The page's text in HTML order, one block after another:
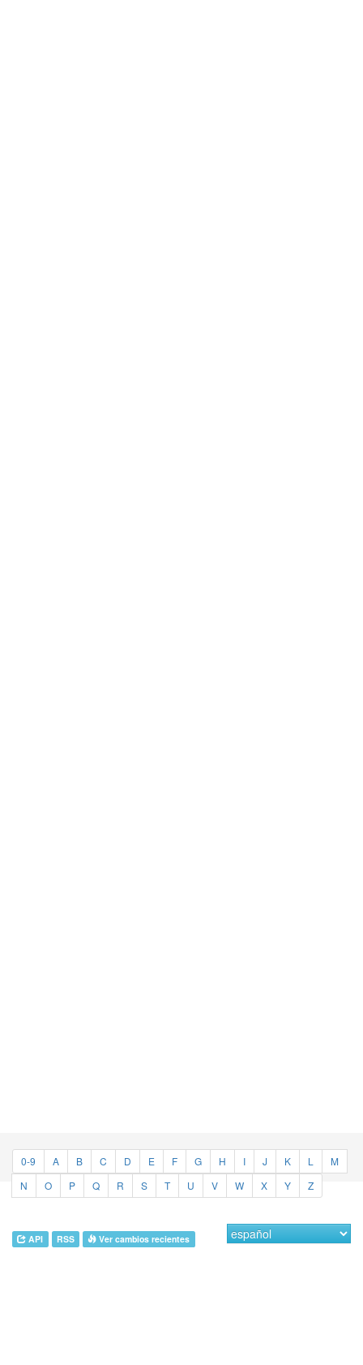
0-9 A B C D E F G H I J K L
M
N
O P Q R S T U V W X Y Z
API RSS Ver cambios recientes